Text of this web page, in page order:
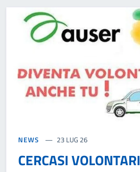
NEWS 23 LUG 26
CERCASI VOLONTARI